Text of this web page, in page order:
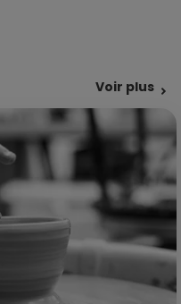
Voir plus